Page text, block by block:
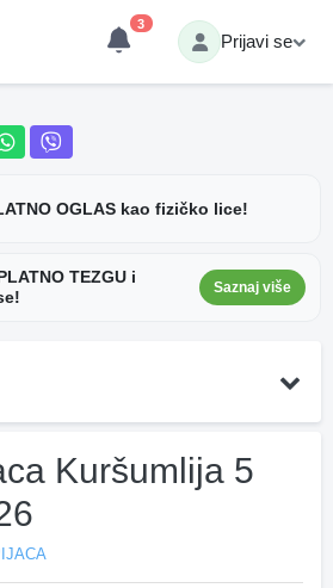
3
Prijavi se
OGLAS kao fizičko lice!
TEZGU i
Saznaj više
Kuršumlija 5